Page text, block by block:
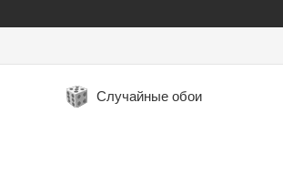
Случайные обои